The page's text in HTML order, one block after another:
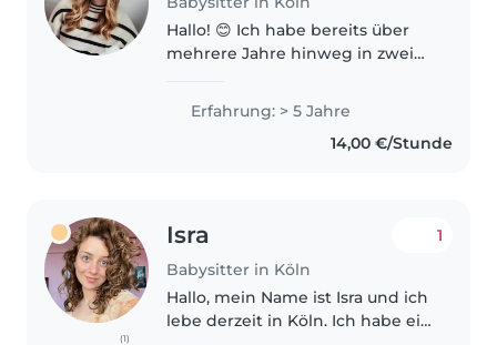
Hallo! 😊 Ich habe bereits über
mehrere Jahre hinweg in zwei
gebabysittet und dadurch viel
Erfahrung im Umgang mit
Kindern gesammelt. Außerdem
Erfahrung: > 5 Jahre
14,00 €/Stunde
(1)
Isra
Babysitter in Köln
1
Hallo, mein Name ist Isra und ich
lebe derzeit in Köln. Ich habe ein